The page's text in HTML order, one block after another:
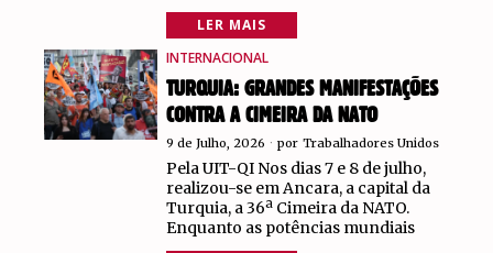
LER MAIS
INTERNACIONAL
TURQUIA: GRANDES MANIFESTAÇÕES
CONTRA A CIMEIRA DA NATO
9 de Julho, 2026 por Trabalhadores Unidos
Pela UIT-QI Nos dias 7 e 8 de julho,
realizou-se em Ancara, a capital da
Turquia, a 36ª Cimeira da NATO.
Enquanto as potências mundiais